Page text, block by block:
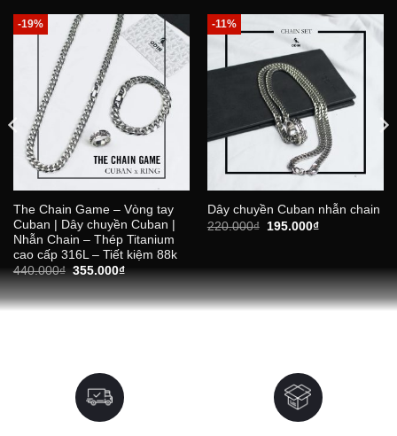
-19%
The Chain Game – Vòng tay
Cuban | Dây chuyền Cuban |
Nhẫn Chain – Thép Titanium
cao cấp 316L – Tiết kiệm 88k
440.000₫ Giá
gốc
là:
440.000₫.
355.000₫Giá
hiện
tại
là:
-11%
Dây chuyền Cuban nhẫn chain
220.000₫
Giá
195.000₫Giá
195.000₫.